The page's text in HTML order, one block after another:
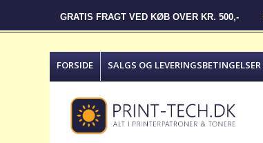
GRATIS FRAGT VED KØB OVER KR. 500,-
FORSIDE SALGS OG LEVERINGSBETINGELSER